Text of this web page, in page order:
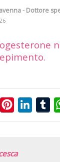
- Dottore
TwitterPinterest